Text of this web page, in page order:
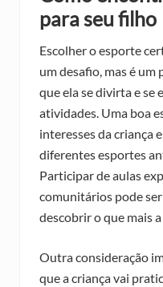
para seu filho
Escolher o esporte
um desafio, mas é
que ela se divirta e se
atividades. Uma boa
interesses da criança
diferentes esportes
Participar de aulas
comunitários pode
descobrir o que mais
Outra consideração
que a criança vai